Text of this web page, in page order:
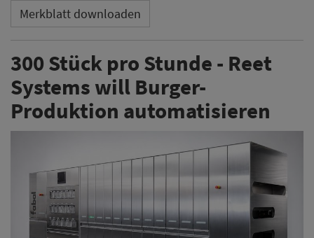
Merkblatt downloaden
300 Stück pro Stunde - Reet
Systems will Burger-
Produktion automatisieren